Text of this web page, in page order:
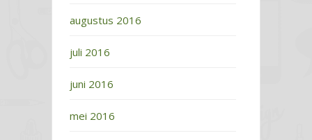
augustus 2016
juli 2016
juni 2016
mei 2016